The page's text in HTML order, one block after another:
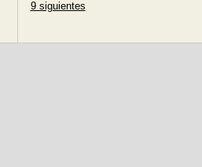
9 siguientes